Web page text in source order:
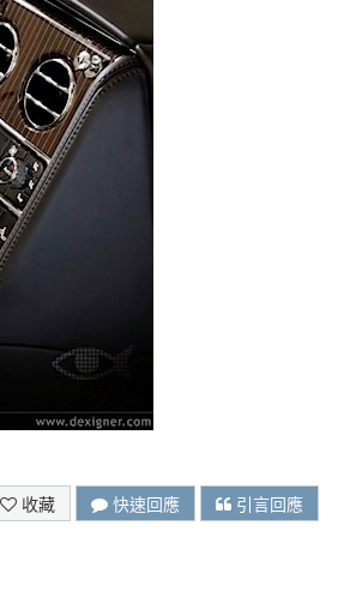
收藏 快速回應 引言回應